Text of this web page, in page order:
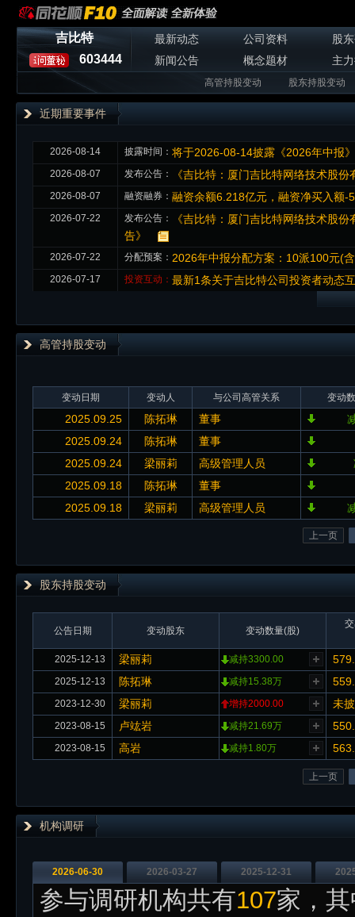
吉比特
603444
最新动态 公司资料
股
新闻公告
概念题材 主
高管持股变动 股东持股变动
近期重要事件
2026-08-14 披露时间： 将于2026-08-14披露《2026年中报》
2026-08-07 发布公告： 《吉比特：厦门吉比特网络技术股
2026-08-07 融资融券： 融资余额6.218亿元，融资净买入额-
2026-07-22 发布公告：
《吉比特：厦门吉比特网络技术股
告》
2026-07-22 分配预案： 2026年中报分配方案：10派100元(
2026-07-17 投资互动： 最新1条关于吉比特公司投资者动态
高管持股变动
变动日期 变动人 与公司高管关系 变动
2025.09.25 陈拓琳 董事
2025.09.24
陈拓琳
董事
2025.09.24
梁丽莉 高级管理人员
2025.09.18
陈拓琳
董事
2025.09.18
梁丽莉 高级管理人员
上一页
股东持股变动
公告日期 变动股东 变动数量(股)
2025-12-13 梁丽莉 减持3300.00
2025-12-13 陈拓琳 减持15.38万
2023-12-30 梁丽莉 增持2000.00 未
2023-08-15 卢竑岩 减持21.69万
2023-08-15 高岩 减持1.80万
上一页
机构调研
2026-06-30 2026-03-27 2025-12-31
参与调研机构共有107家，